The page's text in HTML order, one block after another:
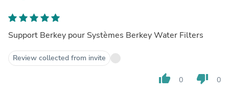
Support Berkey pour Systèmes Berkey Water Filters
Review collected from invite
thumb_up 0 thumb_down 0